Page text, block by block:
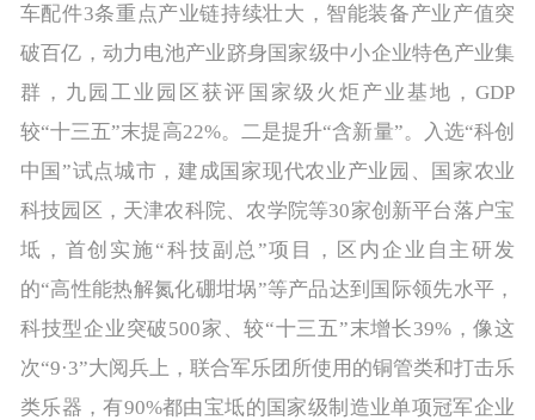
车配件3条重点产业链持续壮大，智能装备产业产值突
破百亿，动力电池产业跻身国家级中小企业特色产业集
群，九园工业园区获评国家级火炬产业基地，GDP
较“十三五”末提高22%。二是提升“含新量”。入选“科创
中国”试点城市，建成国家现代农业产业园、国家农业
科技园区，天津农科院、农学院等30家创新平台落户宝
坻，首创实施“科技副总”项目，区内企业自主研发
的“高性能热解氮化硼坩埚”等产品达到国际领先水平，
科技型企业突破500家、较“十三五”末增长39%，像这
次“9·3”大阅兵上，联合军乐团所使用的铜管类和打击乐
类乐器，有90%都由宝坻的国家级制造业单项冠军企业